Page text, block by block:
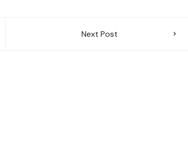
Next Post